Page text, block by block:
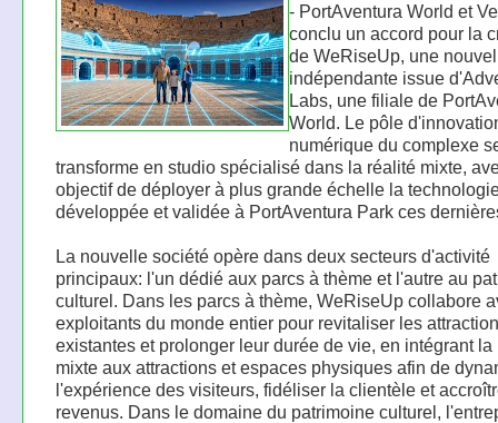
- PortAventura World et
conclu un accord pour la
de WeRiseUp, une
indépendante issue
Labs, une filiale de
World. Le pôle
numérique du complexe
transforme en studio spécialisé dans la réalité mixte,
objectif de déployer à plus grande échelle la
développée et validée à PortAventura Park ces
La nouvelle société opère dans deux secteurs d'activité
principaux: l'un dédié aux parcs à thème et l'autre au
culturel. Dans les parcs à thème, WeRiseUp collabore
exploitants du monde entier pour revitaliser les
existantes et prolonger leur durée de vie, en intégrant la
mixte aux attractions et espaces physiques afin de
l'expérience des visiteurs, fidéliser la clientèle et
revenus. Dans le domaine du patrimoine culturel,